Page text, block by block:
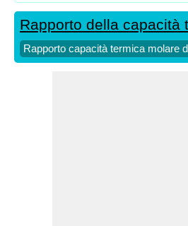
Rapporto della capacità
Rapporto capacità termica molare